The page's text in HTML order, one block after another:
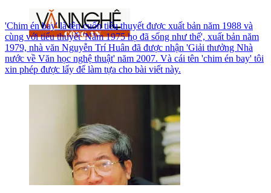
'Chim én bay' là tên cuốn tiểu thuyết được xuất bản năm 1988 và
cùng với tiểu thuyết 'Năm 1975 họ đã sống như thế', xuất bản năm
1979, nhà văn Nguyễn Trí Huân đã được nhận 'Giải thưởng Nhà
nước về Văn học nghệ thuật' năm 2007. Và cái tên 'chim én bay' tôi
xin phép được lấy để làm tựa cho bài viết này.